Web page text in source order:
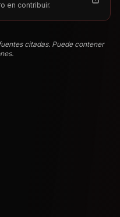
en contribuir.
citadas. Puede contener